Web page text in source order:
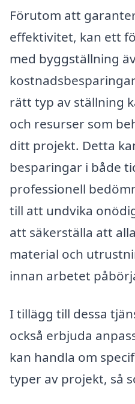
Förutom att
effektivitet, kan ett
med byggställning
rätt typ av ställning
och resurser som
ditt projekt. Detta
besparingar i både
professionell
till att undvika
att säkerställa att
material och
innan arbetet
I tillägg till dessa
också erbjuda
kan handla om
typer av projekt, så